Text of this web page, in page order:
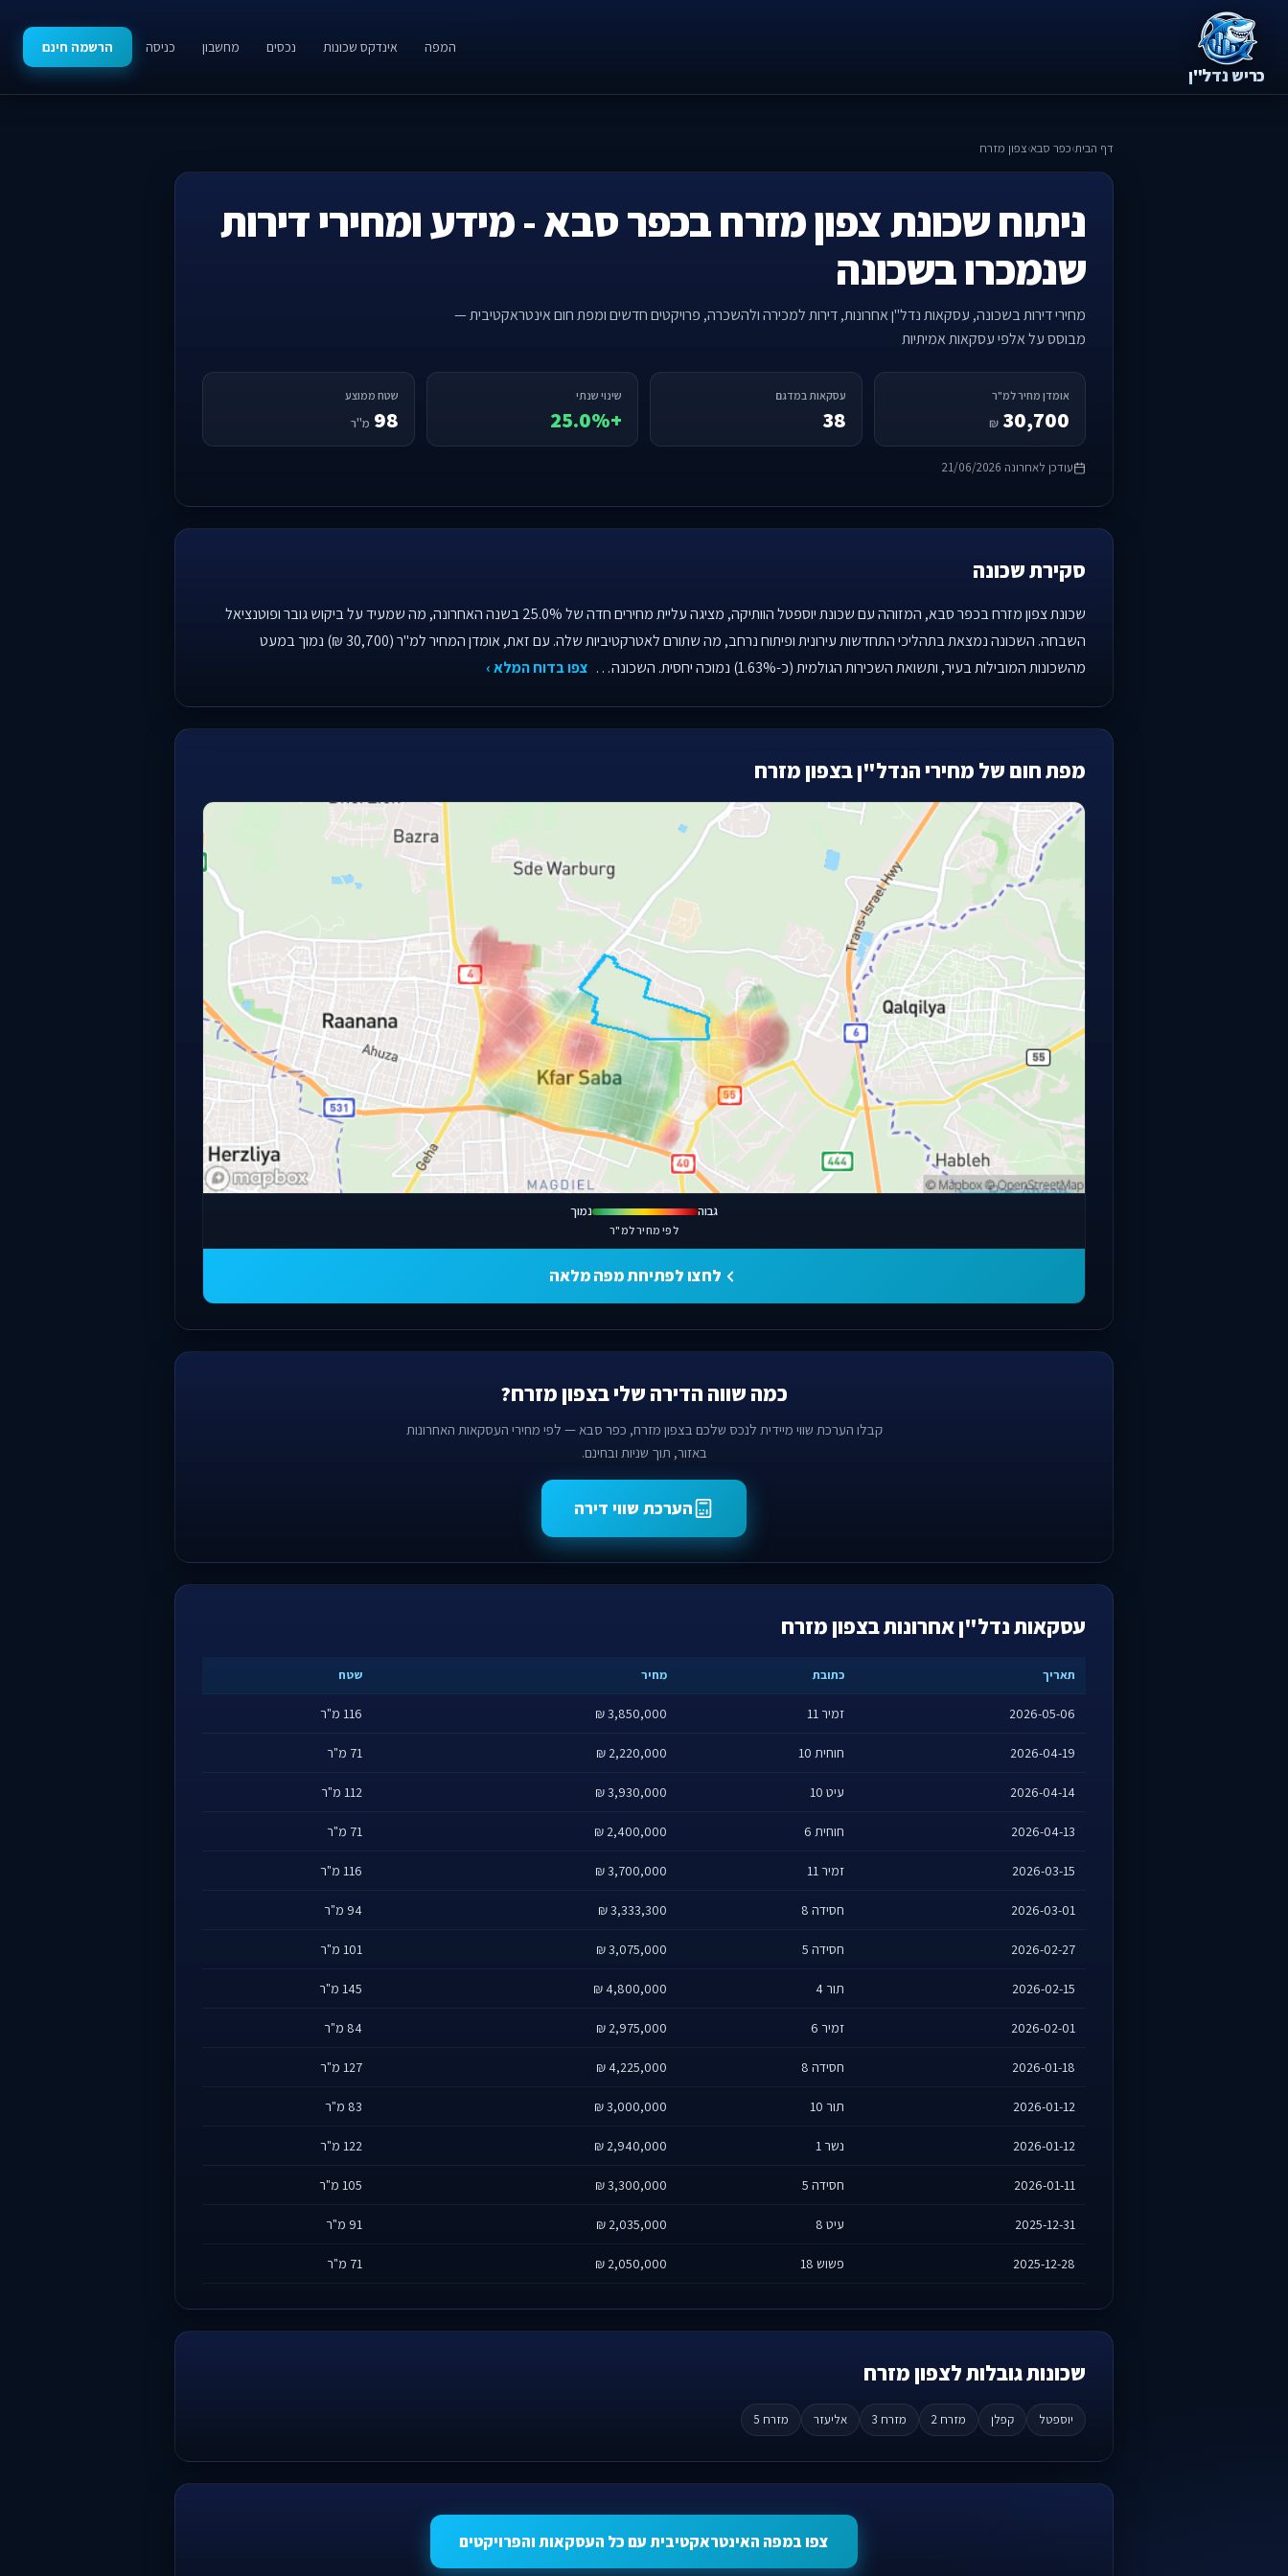
כריש נדל"ן
המפה אינדקס שכונות נכסים מחשבון כניסה הרשמה חינם
דף הבית›כפר סבא›צפון מזרח
ניתוח שכונת צפון מזרח בכפר סבא - מידע ומחירי דירות
שנמכרו בשכונה
מחירי דירות בשכונה, עסקאות נדל"ן אחרונות, דירות למכירה ולהשכרה, פרויקטים חדשים ומפת חום אינטראקטיבית —
מבוסס על אלפי עסקאות אמיתיות
אומדן מחיר למ"ר
30,700
₪
עסקאות במדגם
38
שינוי שנתי
+25.0%
שטח ממוצע
98 מ"ר
עודכן לאחרונה 21/06/2026
סקירת שכונה
שכונת צפון מזרח בכפר סבא, המזוהה עם שכונת יוספטל הוותיקה, מציגה עליית מחירים חדה של 25.0% בשנה האחרונה, מה שמעיד על ביקוש גובר ופוטנציאל
השבחה. השכונה נמצאת בתהליכי התחדשות עירונית ופיתוח נרחב, מה שתורם לאטרקטיביות שלה. עם זאת, אומדן המחיר למ"ר (30,700 ₪) נמוך במעט
מהשכונות המובילות בעיר, ותשואת השכירות הגולמית (כ-1.63%) נמוכה יחסית. השכונה…
צפו בדוח המלא ›
מפת חום של מחירי הנדל"ן בצפון מזרח
גבוה נמוך
לפי מחיר למ"ר
לחצו לפתיחת מפה מלאה
כמה שווה הדירה שלי בצפון מזרח?
קבלו הערכת שווי מיידית לנכס שלכם בצפון מזרח, כפר סבא — לפי מחירי העסקאות האחרונות
באזור, תוך שניות ובחינם.
הערכת שווי דירה
עסקאות נדל"ן אחרונות בצפון מזרח
תאריך כתובת מחיר שטח
2026-05-06 זמיר 11 3,850,000 ₪ 116 מ"ר
2026-04-19 חוחית 10 2,220,000 ₪ 71 מ"ר
2026-04-14 עיט 10 3,930,000 ₪ 112 מ"ר
2026-04-13 חוחית 6 2,400,000 ₪ 71 מ"ר
2026-03-15 זמיר 11 3,700,000 ₪ 116 מ"ר
2026-03-01 חסידה 8 3,333,300 ₪ 94 מ"ר
2026-02-27 חסידה 5 3,075,000 ₪ 101 מ"ר
2026-02-15 תור 4 4,800,000 ₪ 145 מ"ר
2026-02-01 זמיר 6 2,975,000 ₪ 84 מ"ר
2026-01-18 חסידה 8 4,225,000 ₪ 127 מ"ר
2026-01-12 תור 10 3,000,000 ₪ 83 מ"ר
2026-01-12 נשר 1 2,940,000 ₪ 122 מ"ר
2026-01-11 חסידה 5 3,300,000 ₪ 105 מ"ר
2025-12-31 עיט 8 2,035,000 ₪ 91 מ"ר
2025-12-28 פשוש 18 2,050,000 ₪ 71 מ"ר
שכונות גובלות לצפון מזרח
יוספטל קפלן מזרח 2 מזרח 3 אליעזר מזרח 5
צפו במפה האינטראקטיבית עם כל העסקאות והפרויקטים